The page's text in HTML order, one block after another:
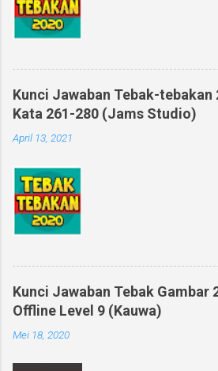
Kunci Jawaban Tebak-tebakan
Kata 261-280 (Jams Studio)
April 13, 2021
Kunci Jawaban Tebak Gambar
Offline Level 9 (Kauwa)
Mei 18, 2020